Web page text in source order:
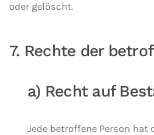
oder gelöscht.
7. Rechte der
a) Recht auf
Jede betroffene Person hat